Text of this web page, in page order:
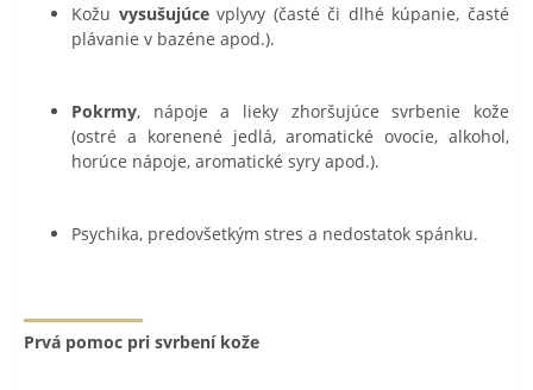
Kožu vysušujúcevplyvy (časté či dlhé kúpanie, časté
plávanie v bazéne apod.).
Pokrmy, nápoje a lieky zhoršujúce svrbenie kože
(ostré a korenené jedlá, aromatické ovocie, alkohol,
horúce nápoje, aromatické syry apod.).
Psychika, predovšetkým stres a nedostatok spánku.
Prvá pomoc pri svrbení kože